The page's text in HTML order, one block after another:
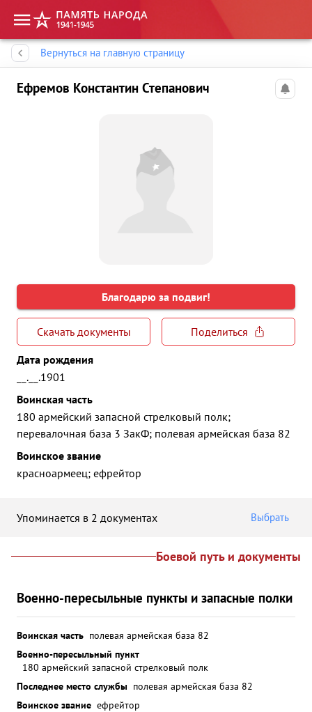
Вернуться на главную страницу
Ефремов Константин Степанович
Благодарю за подвиг!
Скачать документы
Поделиться
Дата рождения
__.__.1901
Воинская часть
180 армейский запасной стрелковый полк;
перевалочная база 3 ЗакФ; полевая армейская база 82
Воинское звание
красноармеец; ефрейтор
Упоминается в 2 документах Выбрать
Боевой путь и документы
Военно-пересыльные пункты и запасные полки
Воинская часть полевая армейская база 82
Военно-пересыльный пункт
180 армейский запасной стрелковый полк
Последнее место службы полевая армейская база 82
Воинское звание ефрейтор
Память народа